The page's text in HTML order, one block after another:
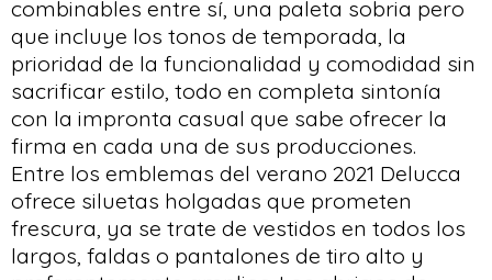
combinables entre sí, una paleta sobria pero
que incluye los tonos de temporada, la
prioridad de la funcionalidad y comodidad sin
sacrificar estilo, todo en completa sintonía
con la impronta casual que sabe ofrecer la
firma en cada una de sus producciones.
Entre los emblemas del verano 2021 Delucca
ofrece siluetas holgadas que prometen
frescura, ya se trate de vestidos en todos los
largos, faldas o pantalones de tiro alto y